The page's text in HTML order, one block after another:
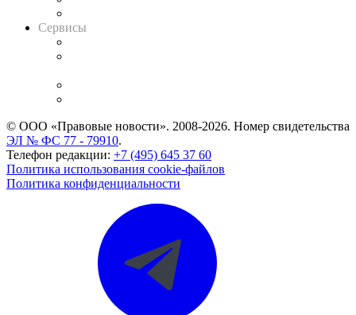
Сервисы
© ООО «Правовые новости». 2008-2026. Номер свидетельства
ЭЛ № ФС 77 - 79910.
Телефон редакции: +7 (495) 645 37 60
Политика использования cookie-файлов
Политика конфиденциальности